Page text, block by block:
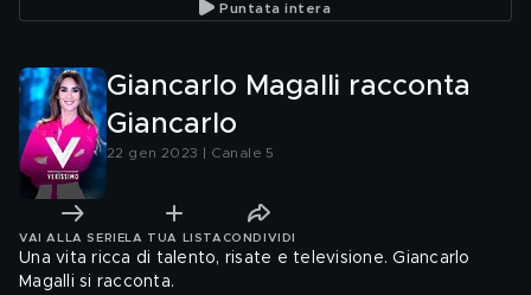
Puntata intera
Giancarlo Magalli racconta
Giancarlo
22 gen 2023 | Canale 5
VAI ALLA SERIE LA TUA LISTA CONDIVIDI
Una vita ricca di talento, risate e televisione. Giancarlo
Magalli si racconta.